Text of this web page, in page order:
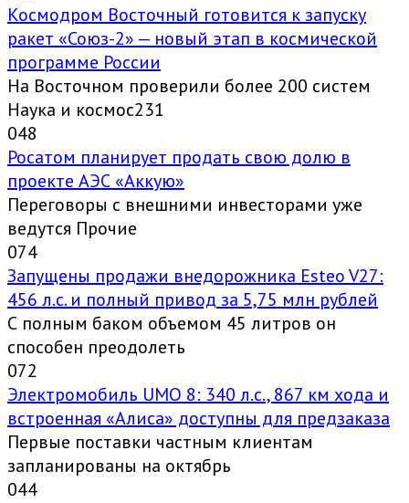
Космодром Восточный готовится к запуску
ракет «Союз-2» — новый этап в космической
программе России
На Восточном проверили более 200 систем
Наука и космос231
048
Росатом планирует продать свою долю в
проекте АЭС «Аккую»
Переговоры с внешними инвесторами уже
ведутся Прочие
074
Запущены продажи внедорожника Esteo V27:
456 л.с. и полный привод за 5,75 млн рублей
С полным баком объемом 45 литров он
способен преодолеть
072
Электромобиль UMO 8: 340 л.с., 867 км хода и
встроенная «Алиса» доступны для предзаказа
Первые поставки частным клиентам
запланированы на октябрь
044